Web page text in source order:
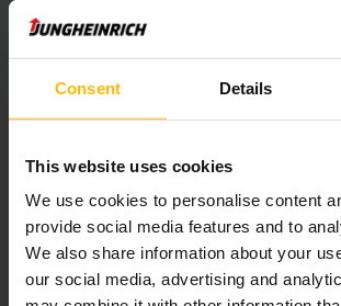
Consent Details
This website uses cookies
We use cookies to personalise content
provide social media features and to
We also share information about your
our social media, advertising and
Гнучке перемикання між
Поставляється з літій-іонним
Система комфортної зарядки для